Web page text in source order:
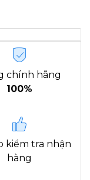
chính hãng
100%
kiểm tra nhận
hàng